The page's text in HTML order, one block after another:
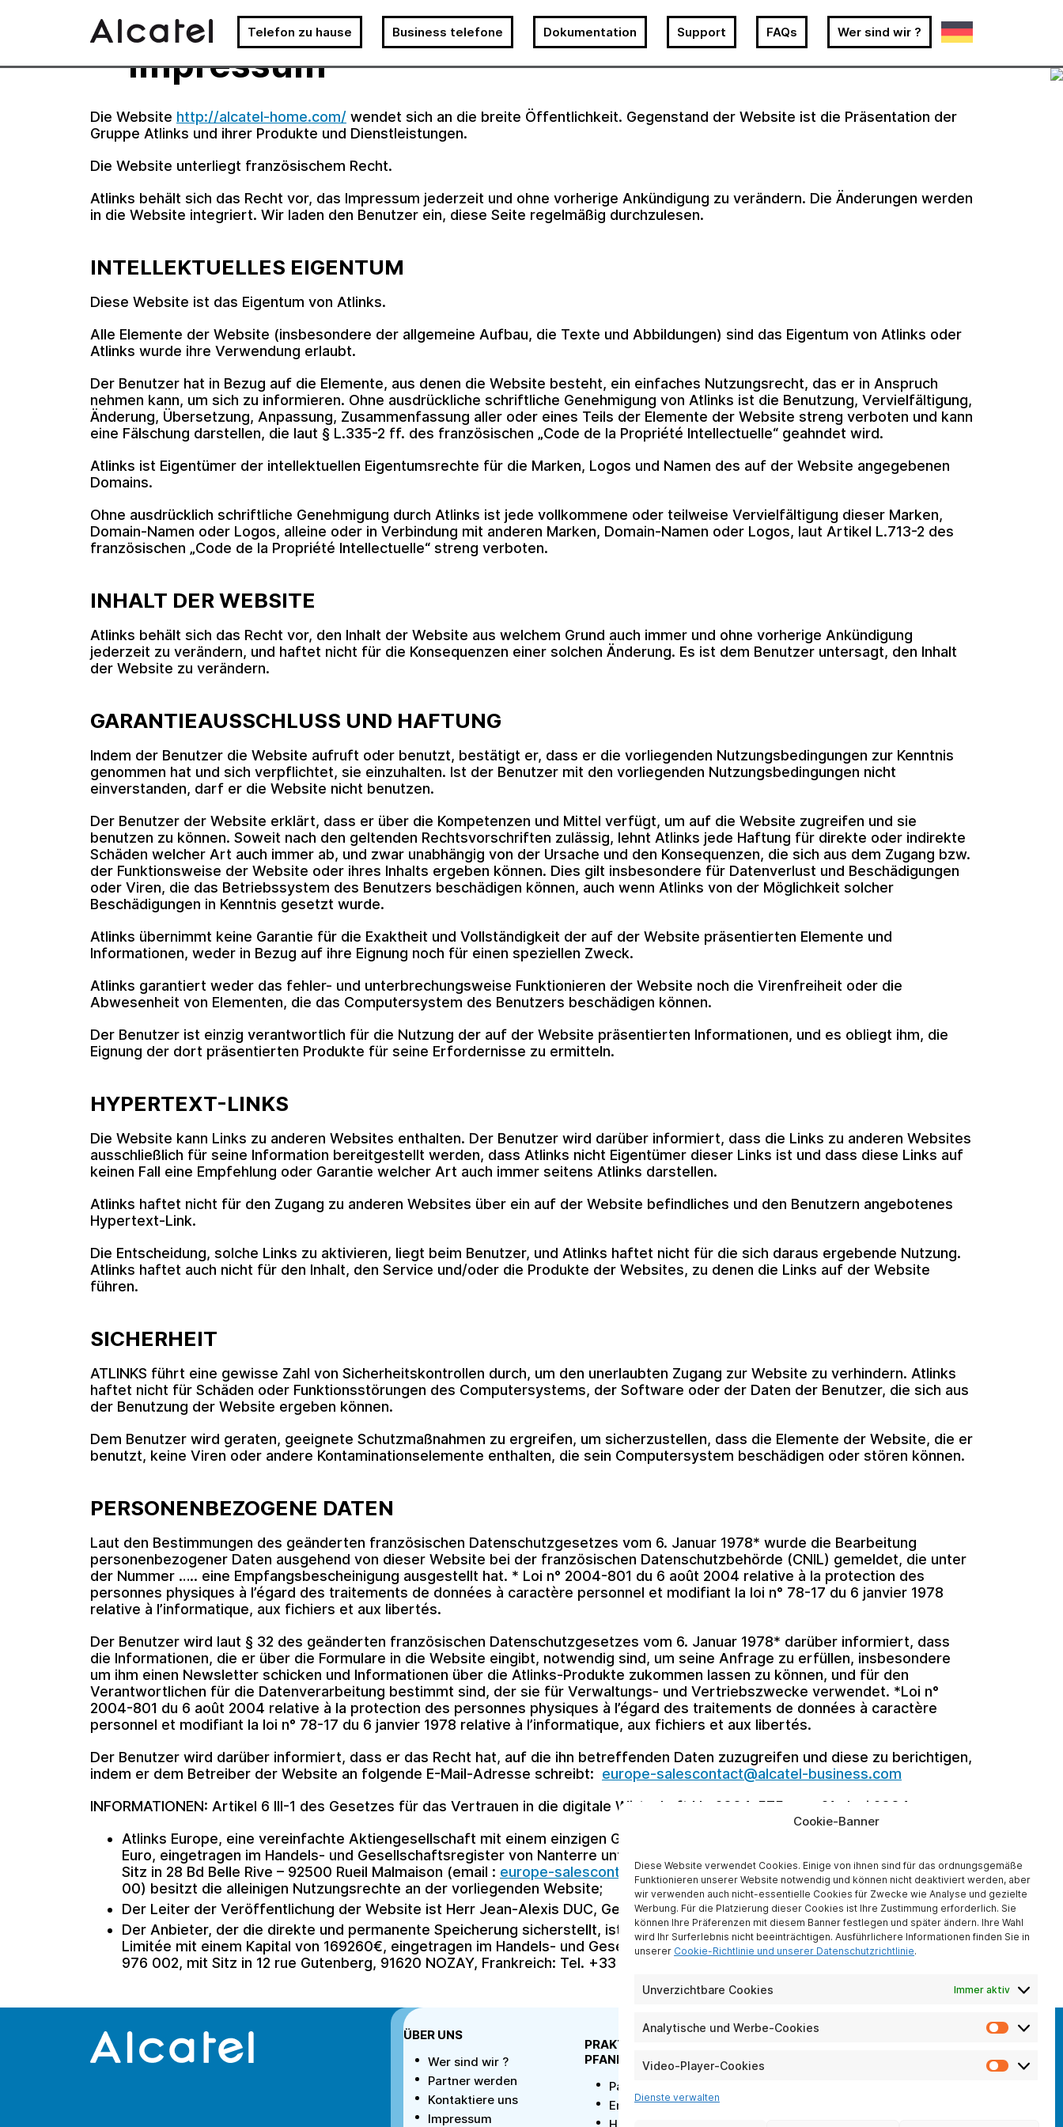
Cookie-Banner
Diese Website verwendet Cookies. Einige von ihnen sind für das ordnungsgemäße
Funktionieren unserer Website notwendig und können nicht deaktiviert werden, aber
wir verwenden auch nicht-essentielle Cookies für Zwecke wie Analyse und gezielte
Werbung. Für die Platzierung dieser Cookies ist Ihre Zustimmung erforderlich. Sie
können Ihre Präferenzen mit diesem Banner festlegen und später ändern. Ihre Wahl
wird Ihr Surferlebnis nicht beeinträchtigen. Ausführlichere Informationen finden Sie in
unserer Cookie-Richtlinie und unserer Datenschutzrichtlinie.
Unverzichtbare Cookies Immer aktiv
Analytische und Werbe-Cookies
Werbe-
Video-Player-Cookies
Video-
Dienste verwalten
Telefon zu hause Business telefone Dokumentation Support FAQs Wer sind wir ?
Impressum
Die Website http://alcatel-home.com/ wendet sich an die breite Öffentlichkeit. Gegenstand der Website ist die Präsentation der
Gruppe Atlinks und ihrer Produkte und Dienstleistungen.
Die Website unterliegt französischem Recht.
Atlinks behält sich das Recht vor, das Impressum jederzeit und ohne vorherige Ankündigung zu verändern. Die Änderungen werden
in die Website integriert. Wir laden den Benutzer ein, diese Seite regelmäßig durchzulesen.
INTELLEKTUELLES EIGENTUM
Diese Website ist das Eigentum von Atlinks.
Alle Elemente der Website (insbesondere der allgemeine Aufbau, die Texte und Abbildungen) sind das Eigentum von Atlinks oder
Atlinks wurde ihre Verwendung erlaubt.
Der Benutzer hat in Bezug auf die Elemente, aus denen die Website besteht, ein einfaches Nutzungsrecht, das er in Anspruch
nehmen kann, um sich zu informieren. Ohne ausdrückliche schriftliche Genehmigung von Atlinks ist die Benutzung, Vervielfältigung,
Änderung, Übersetzung, Anpassung, Zusammenfassung aller oder eines Teils der Elemente der Website streng verboten und kann
eine Fälschung darstellen, die laut § L.335-2 ff. des französischen „Code de la Propriété Intellectuelle“ geahndet wird.
Atlinks ist Eigentümer der intellektuellen Eigentumsrechte für die Marken, Logos und Namen des auf der Website angegebenen
Domains.
Ohne ausdrücklich schriftliche Genehmigung durch Atlinks ist jede vollkommene oder teilweise Vervielfältigung dieser Marken,
Domain-Namen oder Logos, alleine oder in Verbindung mit anderen Marken, Domain-Namen oder Logos, laut Artikel L.713-2 des
französischen „Code de la Propriété Intellectuelle“ streng verboten.
INHALT DER WEBSITE
Atlinks behält sich das Recht vor, den Inhalt der Website aus welchem Grund auch immer und ohne vorherige Ankündigung
jederzeit zu verändern, und haftet nicht für die Konsequenzen einer solchen Änderung. Es ist dem Benutzer untersagt, den Inhalt
der Website zu verändern.
GARANTIEAUSSCHLUSS UND HAFTUNG
Indem der Benutzer die Website aufruft oder benutzt, bestätigt er, dass er die vorliegenden Nutzungsbedingungen zur Kenntnis
genommen hat und sich verpflichtet, sie einzuhalten. Ist der Benutzer mit den vorliegenden Nutzungsbedingungen nicht
einverstanden, darf er die Website nicht benutzen.
Der Benutzer der Website erklärt, dass er über die Kompetenzen und Mittel verfügt, um auf die Website zugreifen und sie
benutzen zu können. Soweit nach den geltenden Rechtsvorschriften zulässig, lehnt Atlinks jede Haftung für direkte oder indirekte
Schäden welcher Art auch immer ab, und zwar unabhängig von der Ursache und den Konsequenzen, die sich aus dem Zugang bzw.
der Funktionsweise der Website oder ihres Inhalts ergeben können. Dies gilt insbesondere für Datenverlust und Beschädigungen
oder Viren, die das Betriebssystem des Benutzers beschädigen können, auch wenn Atlinks von der Möglichkeit solcher
Beschädigungen in Kenntnis gesetzt wurde.
Atlinks übernimmt keine Garantie für die Exaktheit und Vollständigkeit der auf der Website präsentierten Elemente und
Informationen, weder in Bezug auf ihre Eignung noch für einen speziellen Zweck.
Atlinks garantiert weder das fehler- und unterbrechungsweise Funktionieren der Website noch die Virenfreiheit oder die
Abwesenheit von Elementen, die das Computersystem des Benutzers beschädigen können.
Der Benutzer ist einzig verantwortlich für die Nutzung der auf der Website präsentierten Informationen, und es obliegt ihm, die
Eignung der dort präsentierten Produkte für seine Erfordernisse zu ermitteln.
HYPERTEXT-LINKS
Die Website kann Links zu anderen Websites enthalten. Der Benutzer wird darüber informiert, dass die Links zu anderen Websites
ausschließlich für seine Information bereitgestellt werden, dass Atlinks nicht Eigentümer dieser Links ist und dass diese Links auf
keinen Fall eine Empfehlung oder Garantie welcher Art auch immer seitens Atlinks darstellen.
Atlinks haftet nicht für den Zugang zu anderen Websites über ein auf der Website befindliches und den Benutzern angebotenes
Hypertext-Link.
Die Entscheidung, solche Links zu aktivieren, liegt beim Benutzer, und Atlinks haftet nicht für die sich daraus ergebende Nutzung.
Atlinks haftet auch nicht für den Inhalt, den Service und/oder die Produkte der Websites, zu denen die Links auf der Website
führen.
SICHERHEIT
ATLINKS führt eine gewisse Zahl von Sicherheitskontrollen durch, um den unerlaubten Zugang zur Website zu verhindern. Atlinks
haftet nicht für Schäden oder Funktionsstörungen des Computersystems, der Software oder der Daten der Benutzer, die sich aus
der Benutzung der Website ergeben können.
Dem Benutzer wird geraten, geeignete Schutzmaßnahmen zu ergreifen, um sicherzustellen, dass die Elemente der Website, die er
benutzt, keine Viren oder andere Kontaminationselemente enthalten, die sein Computersystem beschädigen oder stören können.
PERSONENBEZOGENE DATEN
Laut den Bestimmungen des geänderten französischen Datenschutzgesetzes vom 6. Januar 1978* wurde die Bearbeitung
personenbezogener Daten ausgehend von dieser Website bei der französischen Datenschutzbehörde (CNIL) gemeldet, die unter
der Nummer ….. eine Empfangsbescheinigung ausgestellt hat. * Loi n° 2004-801 du 6 août 2004 relative à la protection des
personnes physiques à l’égard des traitements de données à caractère personnel et modifiant la loi n° 78-17 du 6 janvier 1978
relative à l’informatique, aux fichiers et aux libertés.
Der Benutzer wird laut § 32 des geänderten französischen Datenschutzgesetzes vom 6. Januar 1978* darüber informiert, dass
die Informationen, die er über die Formulare in die Website eingibt, notwendig sind, um seine Anfrage zu erfüllen, insbesondere
um ihm einen Newsletter schicken und Informationen über die Atlinks-Produkte zukommen lassen zu können, und für den
Verantwortlichen für die Datenverarbeitung bestimmt sind, der sie für Verwaltungs- und Vertriebszwecke verwendet. *Loi n°
2004-801 du 6 août 2004 relative à la protection des personnes physiques à l’égard des traitements de données à caractère
personnel et modifiant la loi n° 78-17 du 6 janvier 1978 relative à l’informatique, aux fichiers et aux libertés.
Der Benutzer wird darüber informiert, dass er das Recht hat, auf die ihn betreffenden Daten zuzugreifen und diese zu berichtigen,
indem er dem Betreiber der Website an folgende E-Mail-Adresse schreibt: europe-salescontact@alcatel-business.com
INFORMATIONEN: Artikel 6 III-1 des Gesetzes für das Vertrauen in die digitale Wirtschaft Nr. 2004-575 vom 21. Juni 2004:
Atlinks Europe, eine vereinfachte Aktiengesellschaft mit einem einzigen Gesellschafter, mit einem Kapital von 1 500 000
Euro, eingetragen im Handels- und Gesellschaftsregister von Nanterre unter der Nummer B 508 823 74, mit eingetragenem
Sitz in 28 Bd Belle Rive – 92500 Rueil Malmaison (email : europe-salescontact@alcatel-business.com ; Tel. +33 (0)1 80 87 90
00) besitzt die alleinigen Nutzungsrechte an der vorliegenden Website;
Der Leiter der Veröffentlichung der Website ist Herr Jean-Alexis DUC, Generaldirektor des Unternehmens Atlinks.
Der Anbieter, der die direkte und permanente Speicherung sicherstellt, ist die Firma ECIS, Société Anonyme à responsabilité
Limitée mit einem Kapital von 169260€, eingetragen im Handels- und Gesellschaftsregister von Evry unter der Nummer B 439
976 002, mit Sitz in 12 rue Gutenberg, 91620 NOZAY, Frankreich: Tel. +33 1 69 63 25 35,
ÜBER UNS
Wer sind wir ?
Partner werden
Kontaktiere uns
Impressum
PRAKTISCHE
PFANDRECHTE
Particuliers
Entreprises